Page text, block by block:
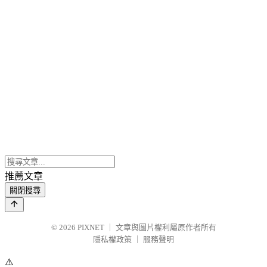
推薦文章
關閉搜尋
© 2026 PIXNET
文章與圖片權利屬原作者所有
隱私權政策
服務聲明
⚠️